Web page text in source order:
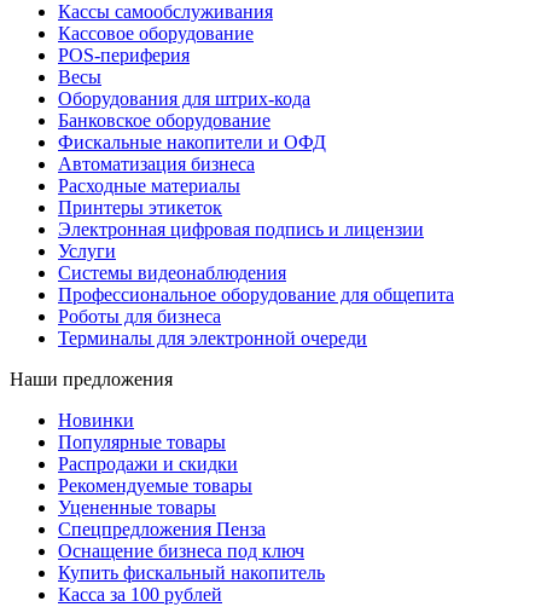
Кассы самообслуживания
Кассовое оборудование
POS-периферия
Весы
Оборудования для штрих-кода
Банковское оборудование
Фискальные накопители и ОФД
Автоматизация бизнеса
Расходные материалы
Принтеры этикеток
Электронная цифровая подпись и лицензии
Услуги
Системы видеонаблюдения
Профессиональное оборудование для общепита
Роботы для бизнеса
Терминалы для электронной очереди
Наши предложения
Новинки
Популярные товары
Распродажи и скидки
Рекомендуемые товары
Уцененные товары
Спецпредложения Пенза
Оснащение бизнеса под ключ
Купить фискальный накопитель
Касса за 100 рублей